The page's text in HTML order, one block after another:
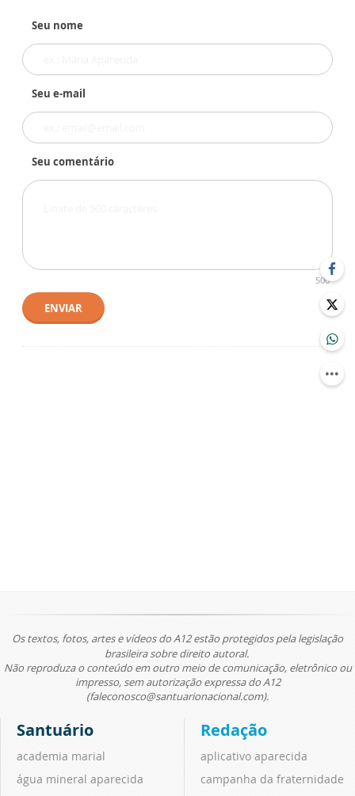
Seu nome
Seu e-mail
Seu comentário
500
ENVIAR
Os textos, fotos, artes e vídeos do A12 estão protegidos pela legislação
brasileira sobre direito autoral.
Não reproduza o conteúdo em outro meio de comunicação, eletrônico ou
impresso, sem autorização expressa do A12
(faleconosco@santuarionacional.com).
Santuário
academia marial
água mineral aparecida
Redação
aplicativo aparecida
campanha da fraternidade